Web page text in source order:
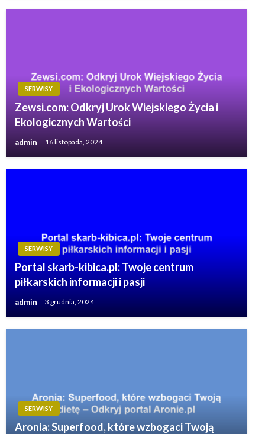
SERWISY
Zewsi.com: Odkryj Urok Wiejskiego Życia i
Ekologicznych Wartości
admin 16 listopada, 2024
SERWISY
Portal skarb-kibica.pl: Twoje centrum
piłkarskich informacji i pasji
admin 3 grudnia, 2024
SERWISY
Aronia: Superfood, które wzbogaci Twoją